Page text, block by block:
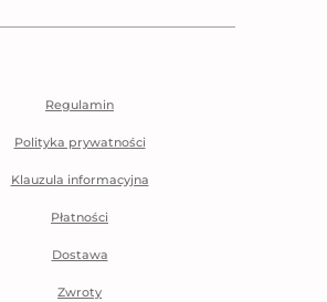
Regulamin
Polityka prywatności
Klauzula informacyjna
Płatności
Dostawa
Zwroty